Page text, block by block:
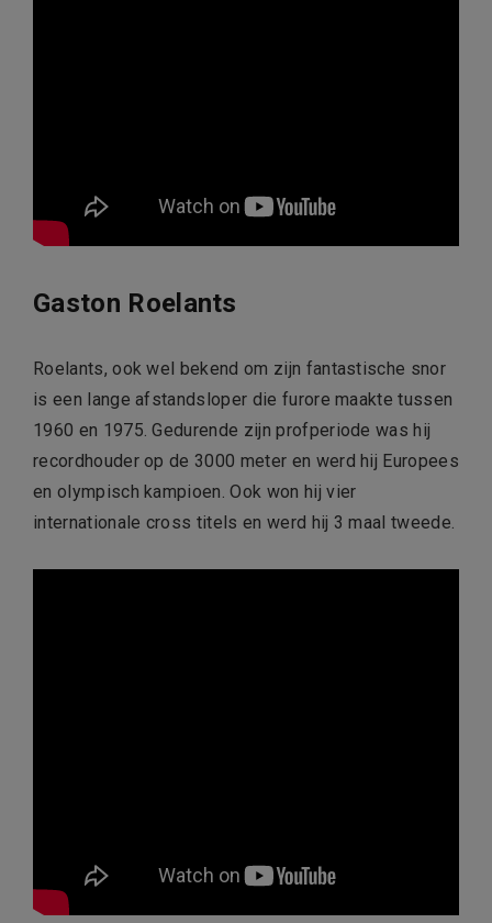
Gaston Roelants
Roelants, ook wel bekend om zijn fantastische snor
is een lange afstandsloper die furore maakte tussen
1960 en 1975. Gedurende zijn profperiode was hij
recordhouder op de 3000 meter en werd hij Europees
en olympisch kampioen. Ook won hij vier
internationale cross titels en werd hij 3 maal tweede.